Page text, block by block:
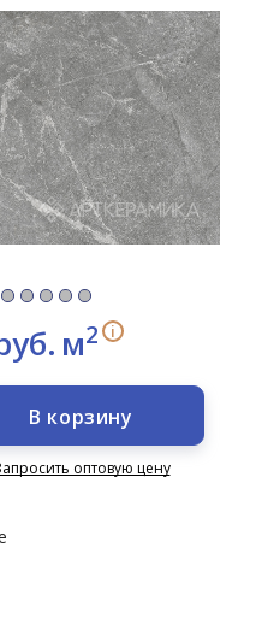
м2 i
В корзину
оптовую цену